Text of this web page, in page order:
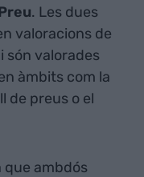
. Les dues
valoracions de
són valorades
àmbits com la
de preus o el
que ambdós